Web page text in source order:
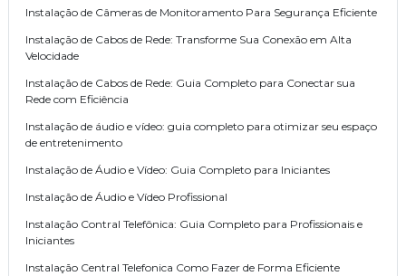
Instalação de Câmeras de Monitoramento Para Segurança Eficiente
Instalação de Cabos de Rede: Transforme Sua Conexão em Alta
Velocidade
Instalação de Cabos de Rede: Guia Completo para Conectar sua
Rede com Eficiência
Instalação de áudio e vídeo: guia completo para otimizar seu espaço
de entretenimento
Instalação de Áudio e Vídeo: Guia Completo para Iniciantes
Instalação de Áudio e Vídeo Profissional
Instalação Contral Telefônica: Guia Completo para Profissionais e
Iniciantes
Instalação Central Telefonica Como Fazer de Forma Eficiente